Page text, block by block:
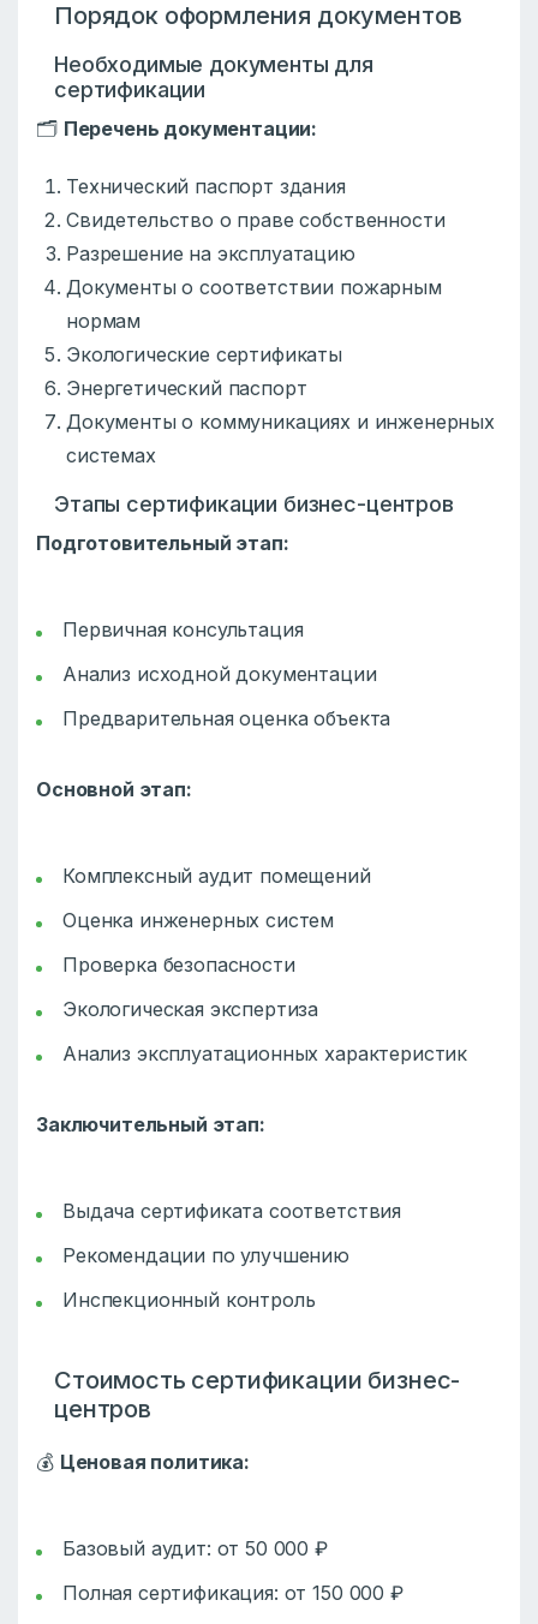
Порядок оформления документов
Необходимые документы для
сертификации
🗂️ Перечень документации:
Технический паспорт здания
Свидетельство о праве собственности
Разрешение на эксплуатацию
Документы о соответствии пожарным
нормам
Экологические сертификаты
Энергетический паспорт
Документы о коммуникациях и инженерных
системах
Этапы сертификации бизнес-центров
Подготовительный этап:
Первичная консультация
Анализ исходной документации
Предварительная оценка объекта
Основной этап:
Комплексный аудит помещений
Оценка инженерных систем
Проверка безопасности
Экологическая экспертиза
Анализ эксплуатационных характеристик
Заключительный этап:
Выдача сертификата соответствия
Рекомендации по улучшению
Инспекционный контроль
Стоимость сертификации бизнес-
центров
💰 Ценовая политика:
Базовый аудит: от 50 000 ₽
Полная сертификация: от 150 000 ₽